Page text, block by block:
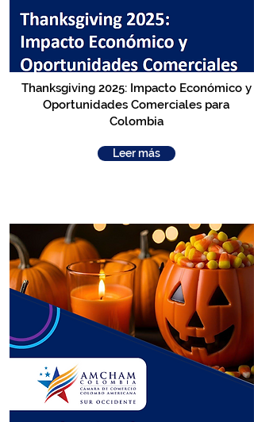
Thanksgiving 2025: Impacto Económico y
Oportunidades Comerciales para
Colombia
Leer más